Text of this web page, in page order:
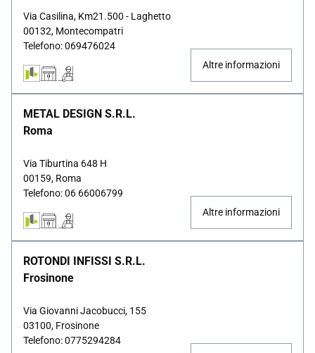
Via Casilina, Km21.500 - Laghetto
00132, Montecompatri
Telefono: 069476024
Altre informazioni
METAL DESIGN S.R.L.
Roma
Via Tiburtina 648 H
00159, Roma
Telefono: 06 66006799
Altre informazioni
ROTONDI INFISSI S.R.L.
Frosinone
Via Giovanni Jacobucci, 155
03100, Frosinone
Telefono: 0775294284